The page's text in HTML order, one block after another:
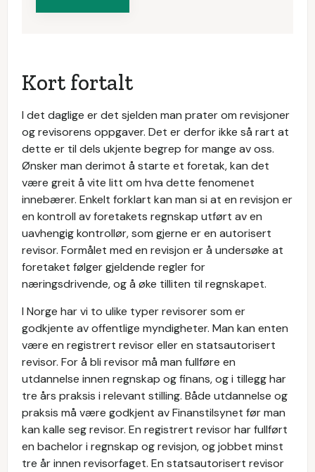
Kort fortalt
I det daglige er det sjelden man prater om revisjoner
og revisorens oppgaver. Det er derfor ikke så rart at
dette er til dels ukjente begrep for mange av oss.
Ønsker man derimot å starte et foretak, kan det
være greit å vite litt om hva dette fenomenet
innebærer. Enkelt forklart kan man si at en revisjon er
en kontroll av foretakets regnskap utført av en
uavhengig kontrollør, som gjerne er en autorisert
revisor. Formålet med en revisjon er å undersøke at
foretaket følger gjeldende regler for
næringsdrivende, og å øke tilliten til regnskapet.
I Norge har vi to ulike typer revisorer som er
godkjente av offentlige myndigheter. Man kan enten
være en registrert revisor eller en statsautorisert
revisor. For å bli revisor må man fullføre en
utdannelse innen regnskap og finans, og i tillegg har
tre års praksis i relevant stilling. Både utdannelse og
praksis må være godkjent av Finanstilsynet før man
kan kalle seg revisor. En registrert revisor har fullført
en bachelor i regnskap og revisjon, og jobbet minst
tre år innen revisorfaget. En statsautorisert revisor